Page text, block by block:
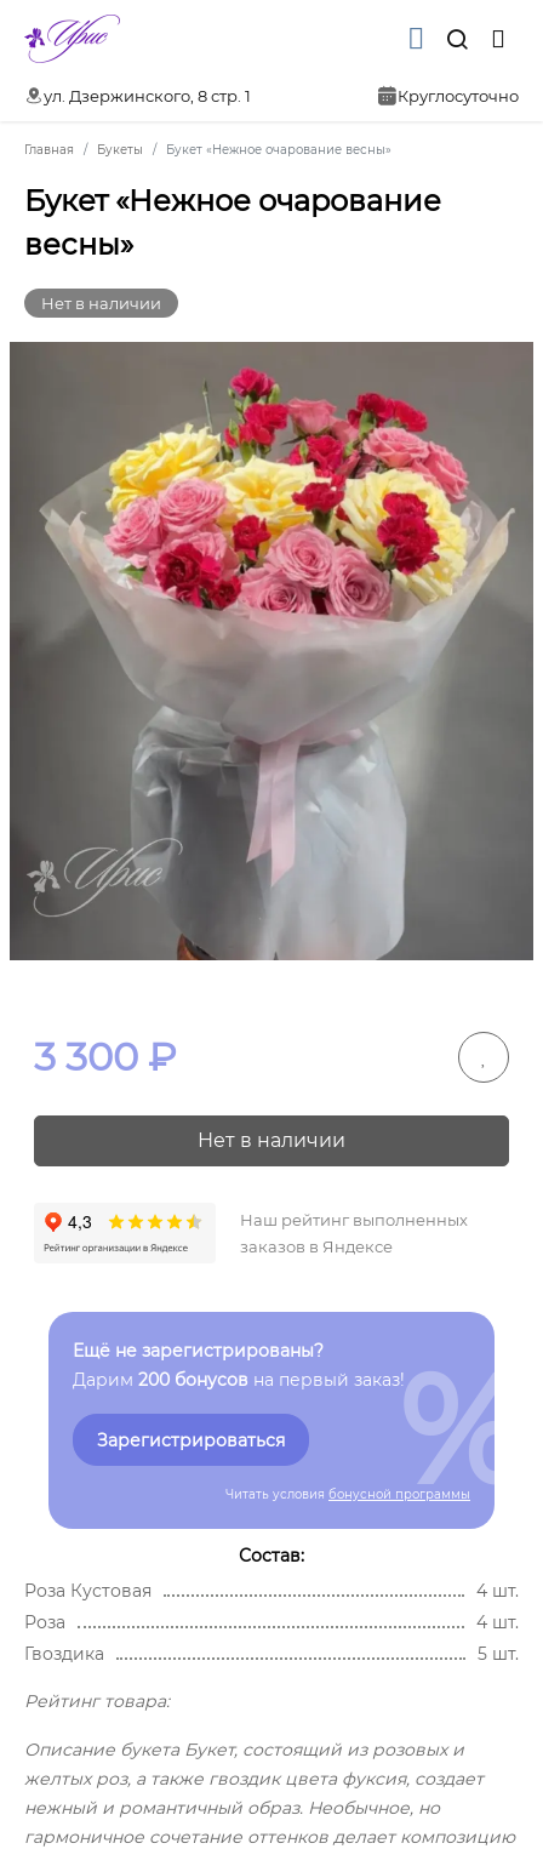
ул. Дзержинского, 8 стр. 1 Круглосуточно
Главная Букеты Букет «Нежное очарование весны»
Букет «Нежное очарование
весны»
Нет в наличии
3 300 ₽
Нет в наличии
Наш рейтинг выполненных
заказов в Яндексе
Ещё не зарегистрированы?
Дарим 200 бонусов на первый заказ!
Зарегистрироваться
Читать условия бонусной программы
%
Состав:
Роза Кустовая
4 шт.
Роза
4 шт.
Гвоздика
5 шт.
Рейтинг товара:
Описание букета Букет, состоящий из розовых и
желтых роз, а также гвоздик цвета фуксия, создает
нежный и романтичный образ. Необычное, но
гармоничное сочетание оттенков делает композицию